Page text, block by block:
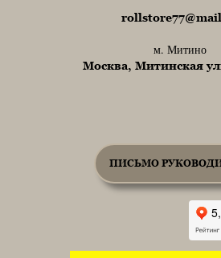
м. Митино
Москва, Митинская
ПИСЬМО